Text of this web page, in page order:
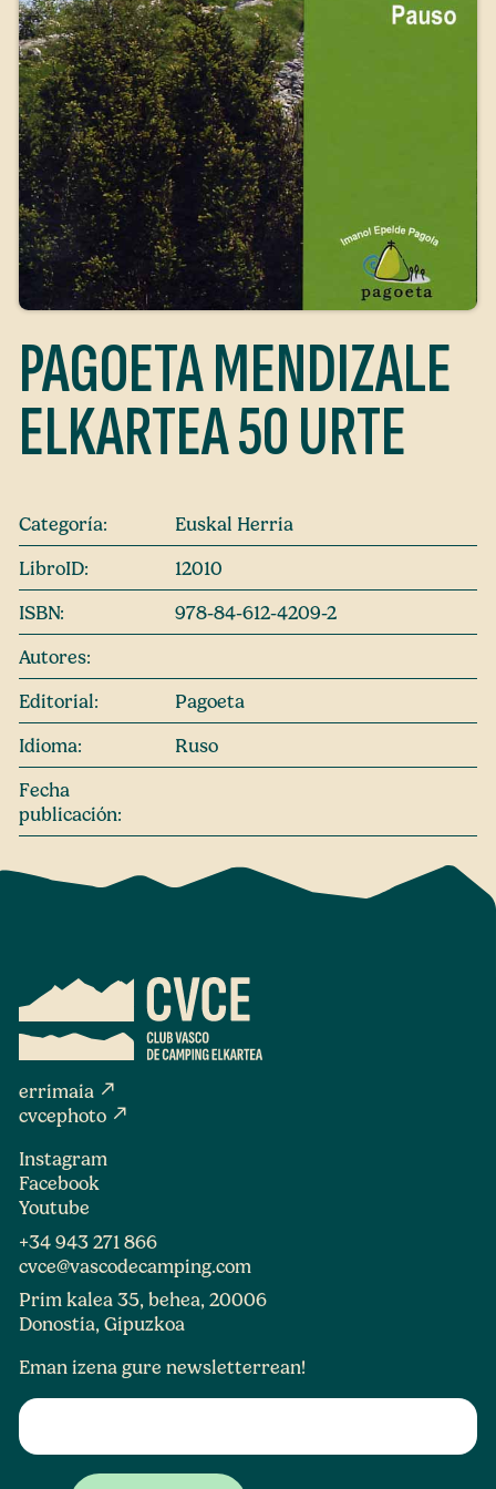
PAGOETA MENDIZALE
ELKARTEA 50 URTE
Categoría:
Euskal Herria
LibroID:
12010
ISBN:
978-84-612-4209-2
Autores:
Editorial:
Pagoeta
Idioma:
Ruso
Fecha
publicación:
errimaia north_east
cvcephoto north_east
Instagram
Facebook
Youtube
+34 943 271 866
cvce@vascodecamping.com
Prim kalea 35, behea, 20006
Donostia, Gipuzkoa
Eman izena gure newsletterrean!